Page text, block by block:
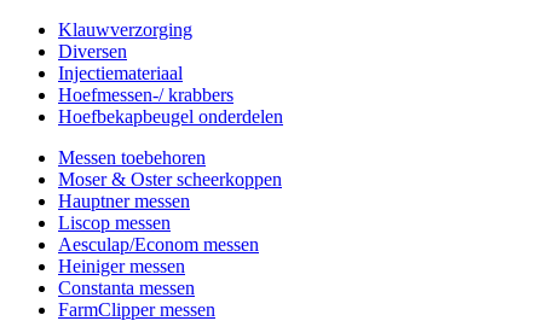
Klauwverzorging
Diversen
Injectiemateriaal
Hoefmessen-/ krabbers
Hoefbekapbeugel onderdelen
Messen toebehoren
Moser & Oster scheerkoppen
Hauptner messen
Liscop messen
Aesculap/Econom messen
Heiniger messen
Constanta messen
FarmClipper messen